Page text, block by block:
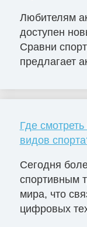
Любителям
доступен
Сравни
предлагает
Где
видов
Сегодня
спортивным
мира, что
цифровых